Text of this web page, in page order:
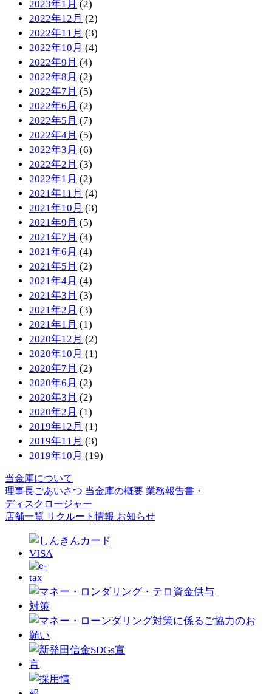
2023年1月 (2)
2022年12月 (2)
2022年11月 (3)
2022年10月 (4)
2022年9月 (4)
2022年8月 (2)
2022年7月 (5)
2022年6月 (2)
2022年5月 (7)
2022年4月 (5)
2022年3月 (6)
2022年2月 (3)
2022年1月 (2)
2021年11月 (4)
2021年10月 (3)
2021年9月 (5)
2021年7月 (4)
2021年6月 (4)
2021年5月 (2)
2021年4月 (4)
2021年3月 (3)
2021年2月 (3)
2021年1月 (1)
2020年12月 (2)
2020年10月 (1)
2020年7月 (2)
2020年6月 (2)
2020年3月 (2)
2020年2月 (1)
2019年12月 (1)
2019年11月 (3)
2019年10月 (19)
当金庫について
理事長ごあいさつ 当金庫の概要 業務報告書・
ディスクロージャー
店舗一覧 リクルート情報 お知らせ